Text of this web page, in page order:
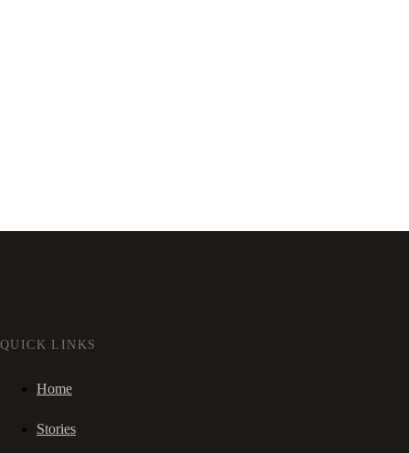
QUICK LINKS
Home
Stories